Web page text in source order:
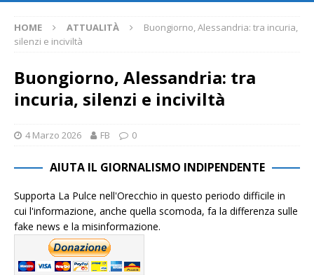
HOME ATTUALITÀ
Buongiorno, Alessandria: tra incuria,
silenzi e inciviltà
Buongiorno, Alessandria: tra
incuria, silenzi e inciviltà
4 Marzo 2026 FB 0
AIUTA IL GIORNALISMO INDIPENDENTE
Supporta La Pulce nell'Orecchio in questo periodo difficile in
cui l'informazione, anche quella scomoda, fa la differenza sulle
fake news e la misinformazione.